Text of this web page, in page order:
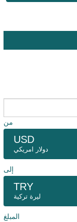
من
USD
دولار امريكي
إلى
TRY
ليرة تركية
المبلغ